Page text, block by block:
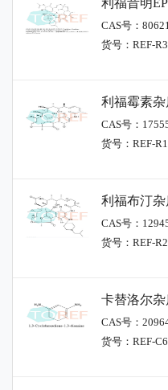
利福昔明
CAS号：
货号：REF-
利福霉素杂
CAS号：
货号：REF-
利福布汀杂
CAS号：
货号：REF-
卡替洛尔杂
CAS号：
货号：REF-